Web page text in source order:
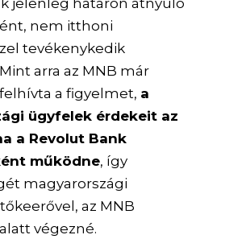
nem itthoni
tevékenykedik
arra az MNB már
a figyelmet, a
ügyfelek érdekeit az
a Revolut Bank
működne, így
magyarországi
az MNB
végezné.